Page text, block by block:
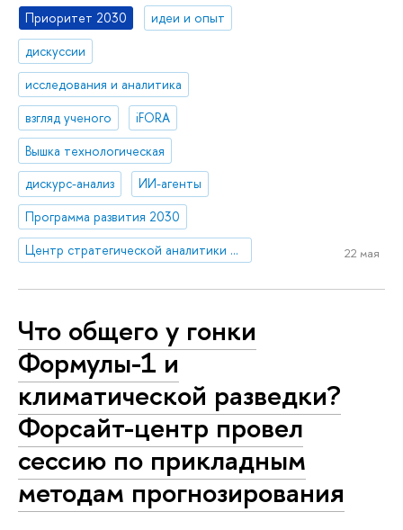
Приоритет 2030
идеи и опыт
дискуссии
исследования и аналитика
взгляд ученого
iFORA
Вышка технологическая
дискурс-анализ
ИИ-агенты
Программа развития 2030
Центр стратегической аналитики и больших данных
22 мая
Что общего у гонки
Формулы-1 и
климатической разведки?
Форсайт-центр провел
сессию по прикладным
методам прогнозирования